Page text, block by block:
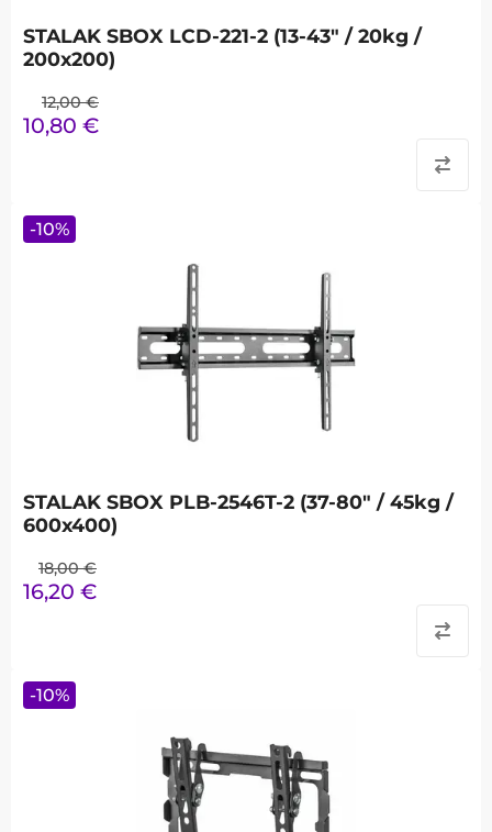
STALAK SBOX LCD-221-2 (13-43" / 20kg /
200x200)
12,00 €
10,80 €
STALAK SBOX PLB-2546T-2 (37-80" / 45kg /
600x400)
18,00 €
16,20 €
-10%
-10%